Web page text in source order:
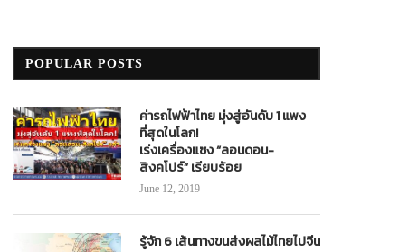
POPULAR POSTS
ค่ารถไฟฟ้าไทย มุ่งสู่อันดับ 1 แพง
ที่สุดในโลก!
เร่งเครื่องแซง “ลอนดอน-
สิงคโปร์” เรียบร้อย
June 12, 2019
รู้จัก 6 เส้นทางขนส่งผลไม้ไทยไปจีน